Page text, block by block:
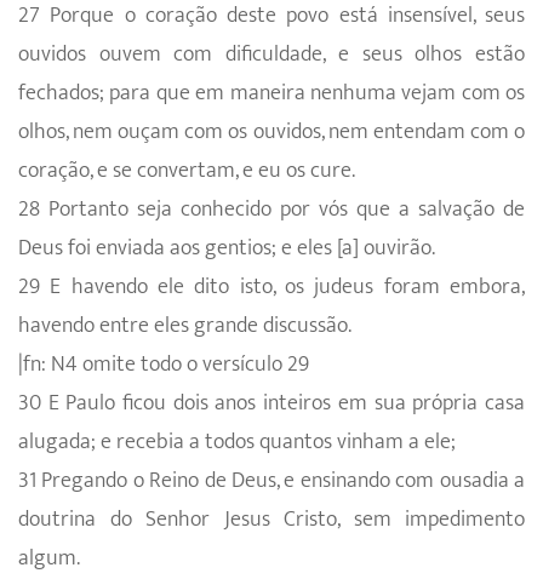
27 Porque o coração deste povo está insensível, seus
ouvidos ouvem com dificuldade, e seus olhos estão
fechados; para que em maneira nenhuma vejam com os
olhos, nem ouçam com os ouvidos, nem entendam com o
coração, e se convertam, e eu os cure.
28 Portanto seja conhecido por vós que a salvação de
Deus foi enviada aos gentios; e eles [a] ouvirão.
29 E havendo ele dito isto, os judeus foram embora,
havendo entre eles grande discussão.
|fn: N4 omite todo o versículo 29
30 E Paulo ficou dois anos inteiros em sua própria casa
alugada; e recebia a todos quantos vinham a ele;
31 Pregando o Reino de Deus, e ensinando com ousadia a
doutrina do Senhor Jesus Cristo, sem impedimento
algum.